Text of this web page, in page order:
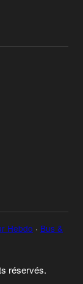
Hebdo · Bus &
réservés.